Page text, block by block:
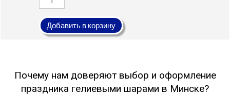
Добавить в корзину
Почему нам доверяют выбор и оформление
праздника гелиевыми шарами в Минске?